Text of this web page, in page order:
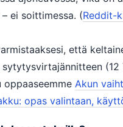
ei soittimessa. (Reddit-
että
oppaaseemme Akun
opas valintaan,